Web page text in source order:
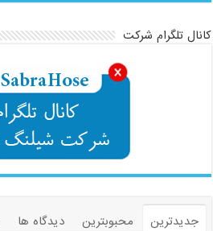
کانال تلگرام شرکت
جدیدترین محبوبترین دیدگاه ها